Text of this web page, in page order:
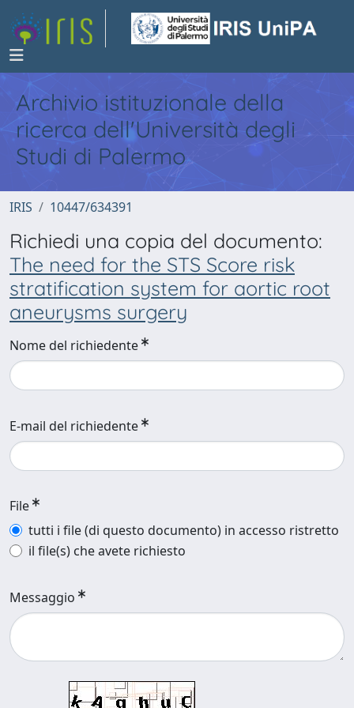
Archivio istituzionale della
ricerca dell'Università degli
Studi di Palermo
IRIS 10447/634391
Richiedi una copia del documento:
The need for the STS Score risk
stratification system for aortic root
aneurysms surgery
Nome del richiedente
E-mail del richiedente
File
tutti i file (di questo documento) in accesso ristretto
il file(s) che avete richiesto
Messaggio